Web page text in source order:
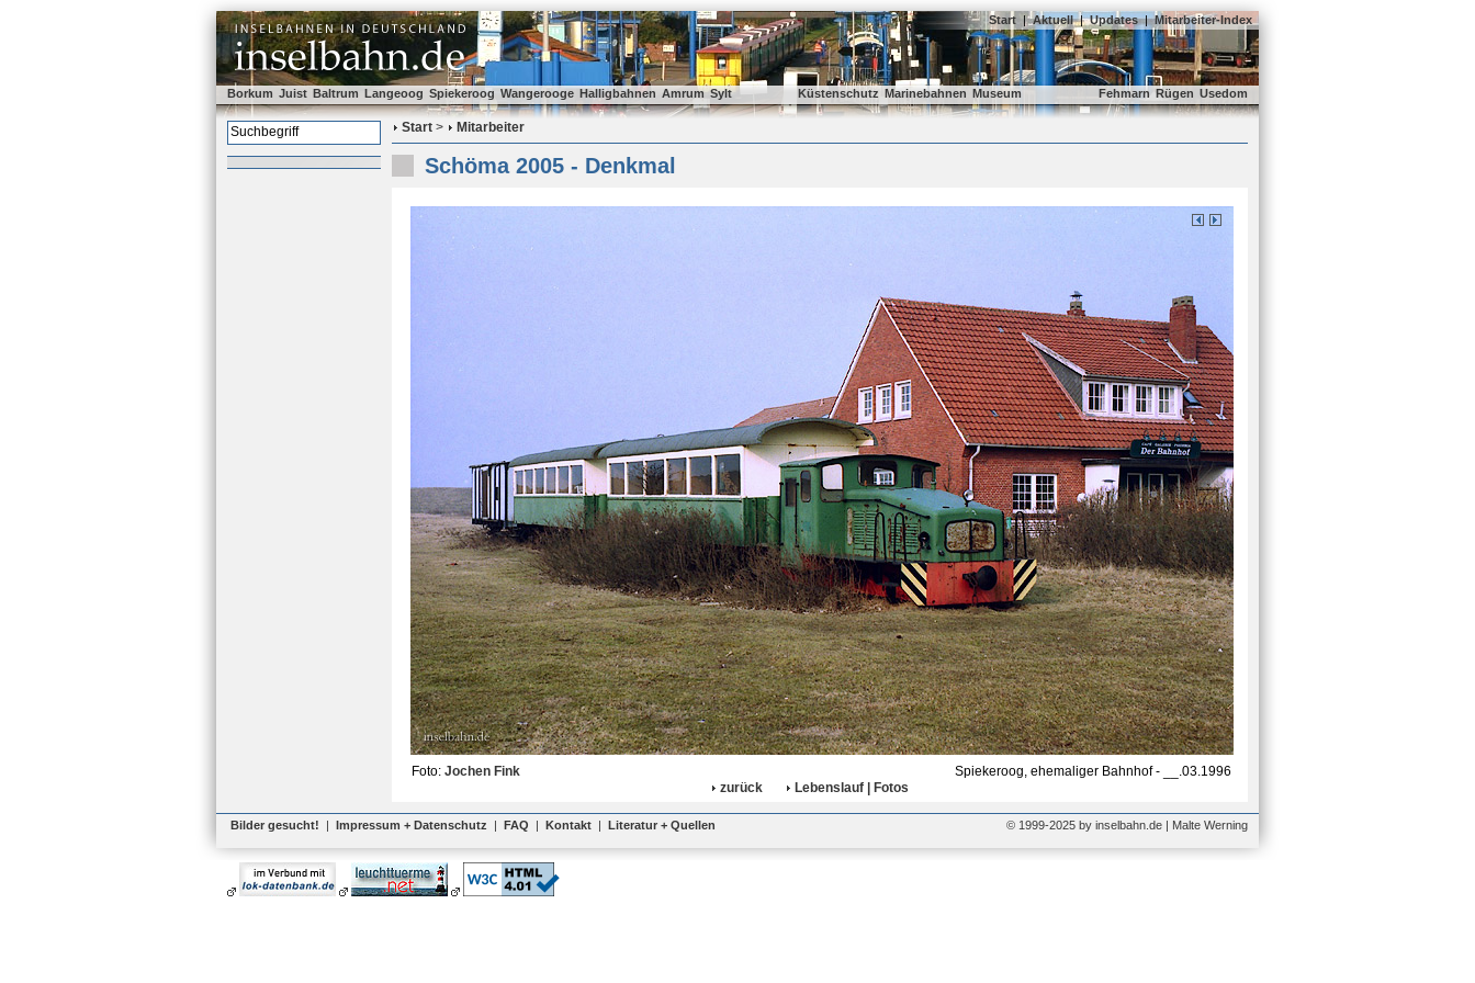
Start | Aktuell | Updates | Mitarbeiter-Index
Borkum Juist Baltrum Langeoog Spiekeroog Wangerooge Halligbahnen Amrum Sylt Küstenschutz Marinebahnen Museum Fehmarn Rügen Usedom
Start > Mitarbeiter
Schöma 2005 - Denkmal
Foto: Jochen Fink
Spiekeroog, ehemaliger Bahnhof - __.03.1996
zurück
Lebenslauf | Fotos
Bilder gesucht! | Impressum + Datenschutz | FAQ | Kontakt | Literatur + Quellen © 1999-2025 by inselbahn.de | Malte Werning